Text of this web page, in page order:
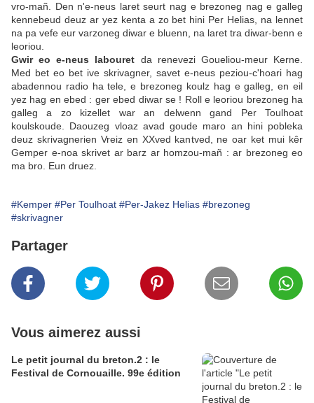
vro-mañ. Den n'e-neus laret seurt nag e brezoneg nag e galleg
kennebeud deuz ar yez kenta a zo bet hini Per Helias, na lennet
na pa vefe eur varzoneg diwar e bluenn, na laret tra diwar-benn e
leoriou.
Gwir eo e-neus labouret da renevezi Goueliou-meur Kerne.
Med bet eo bet ive skrivagner, savet e-neus peziou-c'hoari hag
abadennou radio ha tele, e brezoneg koulz hag e galleg, en eil
yez hag en ebed : ger ebed diwar se ! Roll e leoriou brezoneg ha
galleg a zo kizellet war an delwenn gand Per Toulhoat
koulskoude. Daouzeg vloaz avad goude maro an hini pobleka
deuz skrivagnerien Vreiz en XXved kantved, ne oar ket mui kêr
Gemper e-noa skrivet ar barz ar homzou-mañ : ar brezoneg eo
ma bro. Eun druez.
#Kemper #Per Toulhoat #Per-Jakez Helias #brezoneg
#skrivagner
Partager
Vous aimerez aussi
Le petit journal du breton.2 : le
Festival de Cornouaille. 99e édition